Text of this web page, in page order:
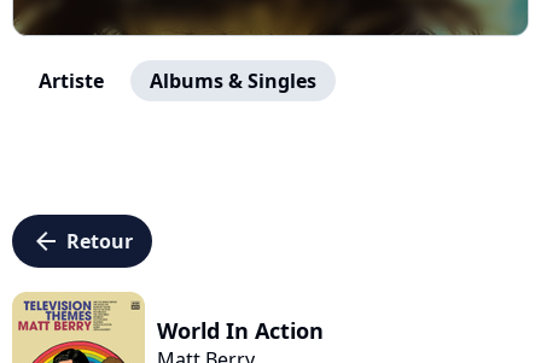
Artiste Albums & Singles
arrow_left Retour
World In Action